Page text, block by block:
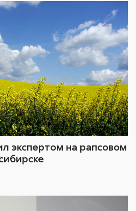
экспертом на рапсовом